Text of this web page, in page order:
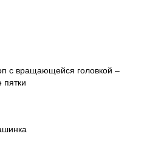
с вращающейся головкой –
пятки